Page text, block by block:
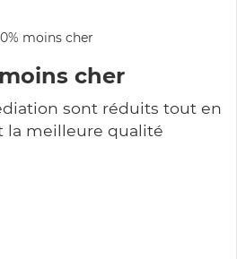
cher
sont réduits tout en
la meilleure qualité